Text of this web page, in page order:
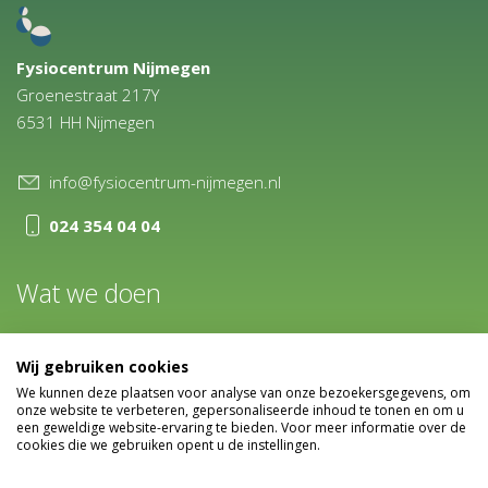
Fysiocentrum Nijmegen
Groenestraat 217Y
6531 HH Nijmegen
info@fysiocentrum-nijmegen.nl
024 354 04 04
Wat we doen
Fysiocentrum Nijmegen geeft reguliere en gespecialiseerde
fysiotherapeutische zorg. Alle therapeuten zijn geregistreerd
in het kwaliteitsregister (CKR) van de beroepsgroep voor
fysiotherapeuten, het KNGF.
Wij gebruiken cookies
We kunnen deze plaatsen voor analyse van onze bezoekersgegevens, om
onze website te verbeteren, gepersonaliseerde inhoud te tonen en om u
een geweldige website-ervaring te bieden. Voor meer informatie over de
cookies die we gebruiken opent u de instellingen.